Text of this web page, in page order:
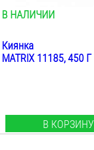
В НАЛИЧИИ
Киянка
MATRIX 11185, 450 Г
В КОРЗИНУ